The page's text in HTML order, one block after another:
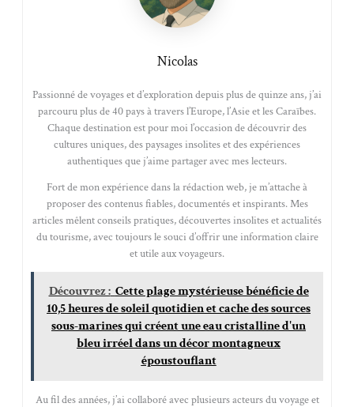
Nicolas
Passionné de voyages et d’exploration depuis plus de quinze ans, j’ai
parcouru plus de 40 pays à travers l’Europe, l’Asie et les Caraïbes.
Chaque destination est pour moi l’occasion de découvrir des
cultures uniques, des paysages insolites et des expériences
authentiques que j’aime partager avec mes lecteurs.
Fort de mon expérience dans la rédaction web, je m’attache à
proposer des contenus fiables, documentés et inspirants. Mes
articles mêlent conseils pratiques, découvertes insolites et actualités
du tourisme, avec toujours le souci d’offrir une information claire
et utile aux voyageurs.
Découvrez : Cette plage mystérieuse bénéficie de
10,5 heures de soleil quotidien et cache des sources
sous-marines qui créent une eau cristalline d'un
bleu irréel dans un décor montagneux
époustouflant
Au fil des années, j’ai collaboré avec plusieurs acteurs du voyage et